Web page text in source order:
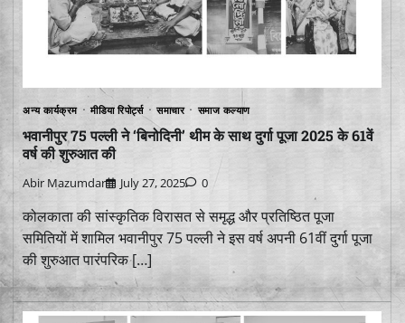
अन्य कार्यक्रम मीडिया रिपोर्ट्स समाचार समाज कल्याण
भवानीपुर 75 पल्ली ने ‘बिनोदिनी’ थीम के साथ दुर्गा पूजा 2025 के 61वें
वर्ष की शुरुआत की
Abir Mazumdar July 27, 2025 0
कोलकाता की सांस्कृतिक विरासत से समृद्ध और प्रतिष्ठित पूजा
समितियों में शामिल भवानीपुर 75 पल्ली ने इस वर्ष अपनी 61वीं दुर्गा पूजा
की शुरुआत पारंपरिक […]